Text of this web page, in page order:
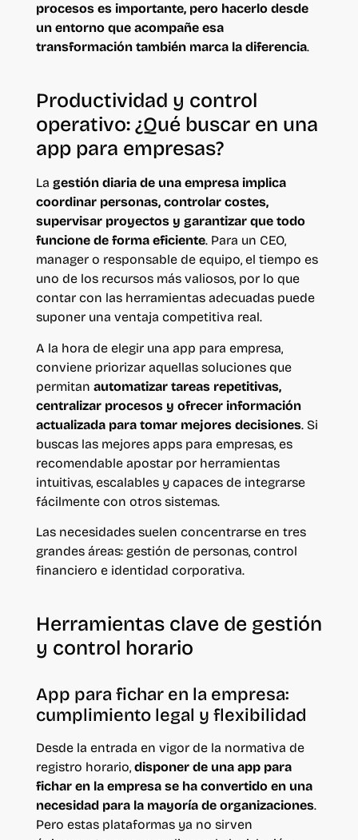
procesos es importante, pero hacerlo desde
un entorno que acompañe esa
transformación también marca la diferencia.
Productividad y control
operativo: ¿Qué buscar en una
app para empresas?
La gestión diaria de una empresa implica
coordinar personas, controlar costes,
supervisar proyectos y garantizar que todo
funcione de forma eficiente. Para un CEO,
manager o responsable de equipo, el tiempo es
uno de los recursos más valiosos, por lo que
contar con las herramientas adecuadas puede
suponer una ventaja competitiva real.
A la hora de elegir una app para empresa,
conviene priorizar aquellas soluciones que
permitan automatizar tareas repetitivas,
centralizar procesos y ofrecer información
actualizada para tomar mejores decisiones. Si
buscas las mejores apps para empresas, es
recomendable apostar por herramientas
intuitivas, escalables y capaces de integrarse
fácilmente con otros sistemas.
Las necesidades suelen concentrarse en tres
grandes áreas: gestión de personas, control
financiero e identidad corporativa.
Herramientas clave de gestión
y control horario
App para fichar en la empresa:
cumplimiento legal y flexibilidad
Desde la entrada en vigor de la normativa de
registro horario, disponer de una app para
fichar en la empresa se ha convertido en una
necesidad para la mayoría de organizaciones.
Pero estas plataformas ya no sirven